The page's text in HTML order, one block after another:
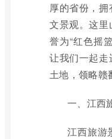
厚的省份，
文景观。这
誉为“红色摇
让我们一起
土地，领略赣
一、江西
江西旅游